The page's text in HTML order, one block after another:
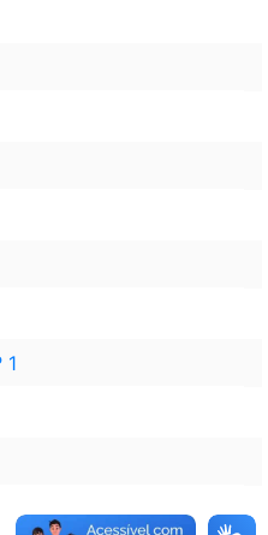
1